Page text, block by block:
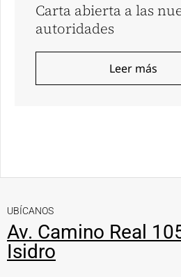
Carta abierta a las
autoridades
Leer más
UBÍCANOS
Av. Camino Real
Isidro